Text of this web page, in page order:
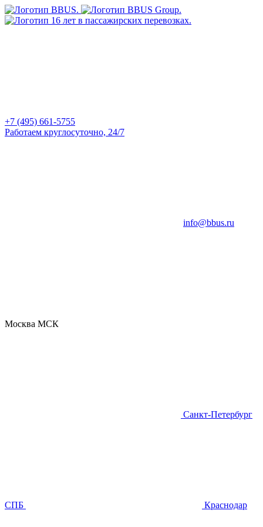
+7 (495) 661-5755
Работаем круглосуточно, 24/7
info@bbus.ru
Москва МСК
Санкт-Петербург
СПБ Краснодар